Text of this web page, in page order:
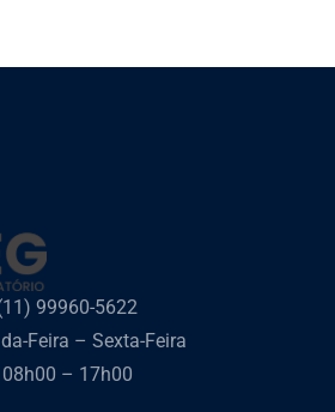
99960-5622
Feira – Sexta-Feira
08h00 – 17h00